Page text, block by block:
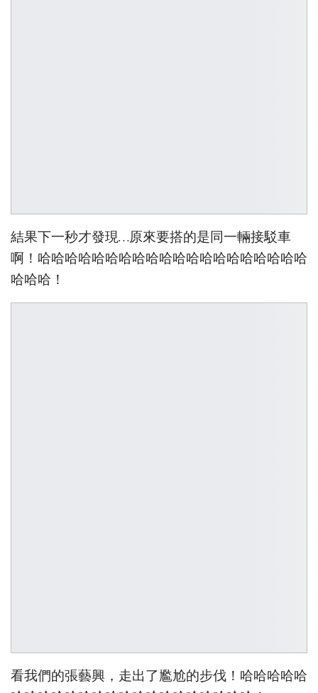
結果下一秒才發現…原來要搭的是同一輛接駁車
啊！哈哈哈哈哈哈哈哈哈哈哈哈哈哈哈哈哈哈哈哈
哈哈哈！
看我們的張藝興，走出了尷尬的步伐！哈哈哈哈哈